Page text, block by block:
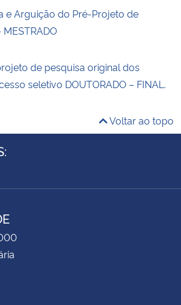
e Arguição do Pré-Projeto de
de pesquisa original dos
seletivo DOUTORADO – FINAL.
Voltar ao topo